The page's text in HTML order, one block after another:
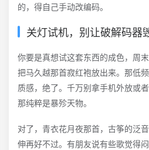
的，得自己手动改编码。
关灯试机，别让破解码器
你要是真想试这套东西的成色，周
把马久越那首寂红袍放出来。那低
质感，绝了。千万别拿手机外放或
那纯粹是暴殄天物。
对了，青衣花月夜那首，古筝的泛
伸再好不过。有朋友说有些歌觉得